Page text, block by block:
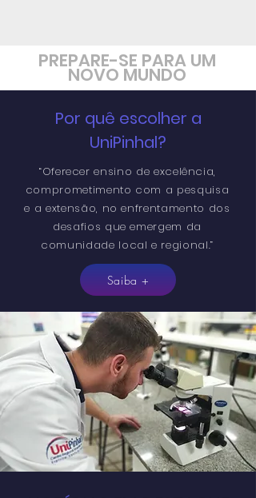
PREPARE-SE PARA UM
NOVO MUNDO
Por quê escolher a
UniPinhal?
“Oferecer ensino de excelência,
comprometimento com a pesquisa
e a extensão, no enfrentamento dos
desafios que emergem da
comunidade local e regional.”
Saiba +